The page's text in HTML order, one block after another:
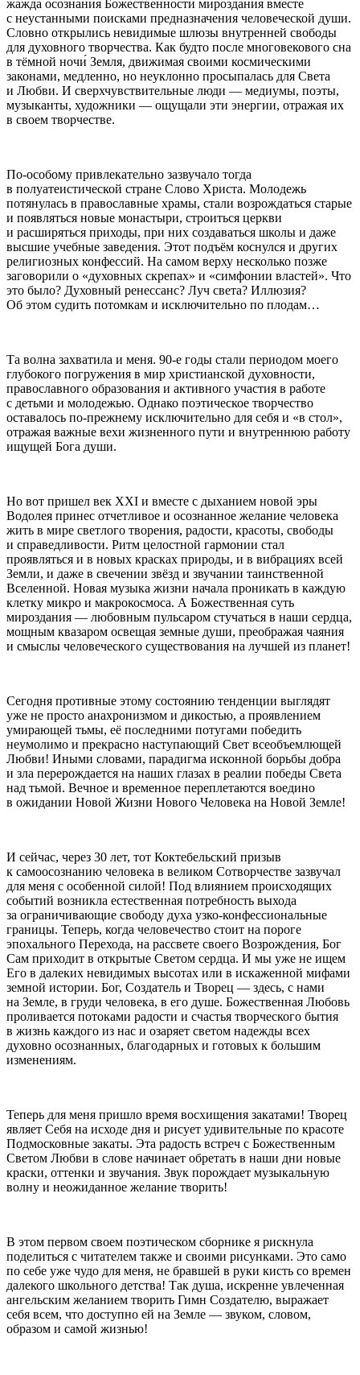
жажда осознания Божественности мироздания вместе
с неустанными поисками предназначения человеческой души.
Словно открылись невидимые шлюзы внутренней свободы
для духовного творчества. Как будто после многовекового сна
в тёмной ночи́ Земля, движимая своими космическими
законами, медленно, но неуклонно просыпалась для Света
и Любви. И сверхчувствительные люди — медиумы, поэты,
музыканты, художники — ощущали эти энергии, отражая их
в своем творчестве.
По-особому привлекательно зазвучало тогда
в полуатеистической стране Слово Христа. Молодежь
потянулась в православные храмы, стали возрождаться старые
и появляться новые монастыри, строиться церкви
и расширяться приходы, при них создаваться школы и даже
высшие учебные заведения. Этот подъём коснулся и других
религиозных конфессий. На самом верху несколько позже
заговорили о «духовных скрепах» и «симфонии властей». Что
это было? Духовный ренессанс? Луч света? Иллюзия?
Об этом судить потомкам и исключительно по плодам…
Та волна захватила и меня. 90-е годы стали периодом моего
глубокого погружения в мир христианской духовности,
православного образования и активного участия в работе
с детьми и молодежью. Однако поэтическое творчество
оставалось по-прежнему исключительно для себя и «в стол»,
отражая важные вехи жизненного пути и внутреннюю работу
ищущей Бога души.
Но вот пришел век ХХI и вместе с дыханием новой эры
Водолея принес отчетливое и осознанное желание человека
жить в мире светлого творения, радости, красоты, свободы
и справедливости. Ритм целостной гармонии стал
проявляться и в новых красках природы, и в вибрациях всей
Земли, и даже в свечении звёзд и звучании таинственной
Вселенной. Новая музыка жизни начала проникать в каждую
клетку микро и макрокосмоса. А Божественная суть
мироздания — любовным пульсаром стучаться в наши сердца,
мощным квазаром освещая земные души, преображая чаяния
и смыслы человеческого существования на лучшей из планет!
Сегодня противные этому состоянию тенденции выглядят
уже не просто анахронизмом и дикостью, а проявлением
умирающей тьмы, её последними потугами победить
неумолимо и прекрасно наступающий Свет всеобъемлющей
Любви! Иными словами, парадигма исконной борьбы добра
и зла перерождается на наших глазах в реалии победы Света
над тьмой. Вечное и временное переплетаются воедино
в ожидании Новой Жизни Нового Человека на Новой Земле!
И сейчас, через 30 лет, тот Коктебельский призыв
к самоосознанию человека в великом Сотворчестве зазвучал
для меня с особенной силой! Под влиянием происходящих
событий возникла естественная потребность выхода
за ограничивающие свободу духа узко-конфессиональные
границы. Теперь, когда человечество стоит на пороге
эпохального Перехода, на рассвете своего Возрождения, Бог
Сам приходит в открытые Светом сердца. И мы уже не ищем
Его в далеких невидимых высотах или в искаженной мифами
земной истории. Бог, Создатель и Творец — здесь, с нами
на Земле, в груди человека, в его душе. Божественная Любовь
проливается потоками радости и счастья творческого бытия
в жизнь каждого из нас и озаряет светом надежды всех
духовно осознанных, благодарных и готовых к большим
изменениям.
Теперь для меня пришло время восхищения закатами! Творец
являет Себя на исходе дня и рисует удивительные по красоте
Подмосковные закаты. Эта радость встреч с Божественным
Светом Любви в слове начинает обретать в наши дни новые
краски, оттенки и звучания. Звук порождает музыкальную
волну и неожиданное желание творить!
В этом первом своем поэтическом сборнике я рискнула
поделиться с читателем также и своими рисунками. Это само
по себе уже чудо для меня, не бравшей в руки кисть со времен
далекого школьного детства! Так душа, искренне увлеченная
ангельским желанием творить Гимн Создателю, выражает
себя всем, что доступно ей на Земле — звуком, словом,
образом и самой жизнью!